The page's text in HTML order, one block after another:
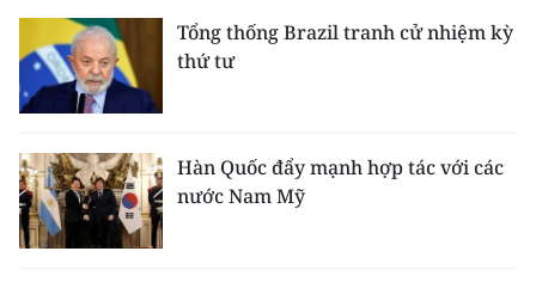
Tổng thống Brazil tranh cử nhiệm kỳ
thứ tư
Hàn Quốc đẩy mạnh hợp tác với các
nước Nam Mỹ